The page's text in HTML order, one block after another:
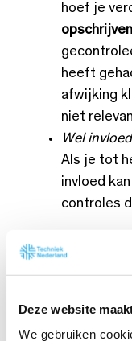
Deze website
We gebruiken
hoef je
opschrijven
heeft
afwijking
niet
Wel invloed
Als je tot
invloed
controles